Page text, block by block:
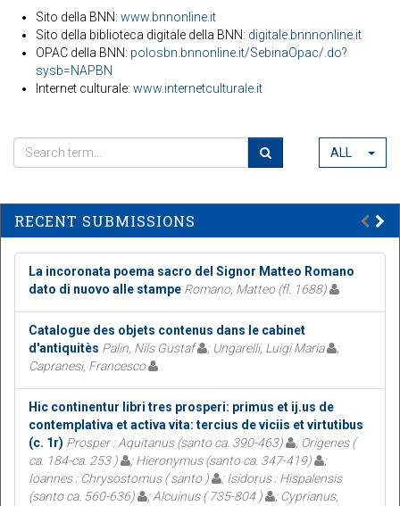
Sito della BNN: www.bnnonline.it
Sito della biblioteca digitale della BNN: digitale.bnnnonline.it
OPAC della BNN: polosbn.bnnonline.it/SebinaOpac/.do?
sysb=NAPBN
Internet culturale: www.internetculturale.it
ALL
RECENT SUBMISSIONS
La incoronata poema sacro del Signor Matteo Romano
dato di nuovo alle stampe Romano, Matteo (fl. 1688)
Catalogue des objets contenus dans le cabinet
d'antiquitès Palin, Nils Gustaf ; Ungarelli, Luigi Maria
;
Capranesi, Francesco
Hic continentur libri tres prosperi: primus et ij.us de
contemplativa et activa vita: tercius de viciis et virtutibus
(c. 1r) Prosper : Aquitanus (santo ca. 390-463)
; Origenes (
ca. 184-ca. 253 )
; Hieronymus (santo ca. 347-419)
;
Ioannes : Chrysostomus ( santo )
; Isidorus : Hispalensis
(santo ca. 560-636)
; Alcuinus ( 735-804 )
; Cyprianus,